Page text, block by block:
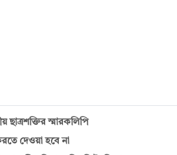
ছাত্রশক্তির স্মারকলিপি
দেওয়া হবে না